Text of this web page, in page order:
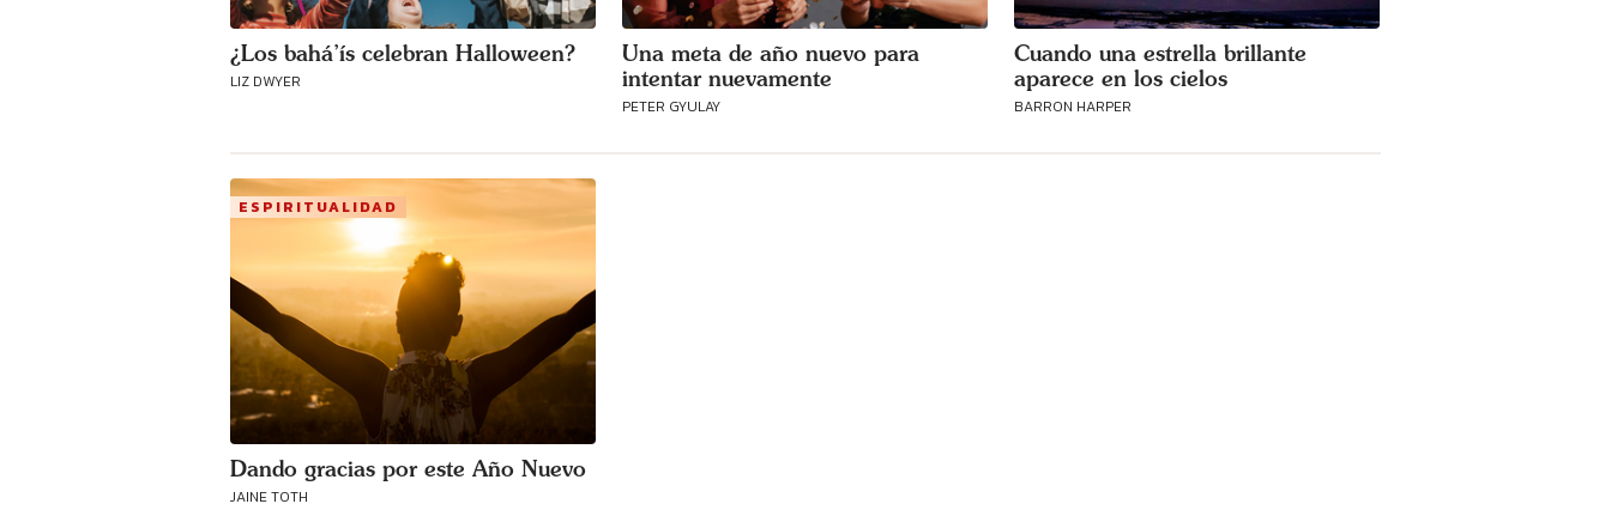
¿Los bahá’ís celebran Halloween?
LIZ DWYER
Una meta de año nuevo para
intentar nuevamente
PETER GYULAY
Cuando una estrella brillante
aparece en los cielos
BARRON HARPER
ESPIRITUALIDAD
Dando gracias por este Año Nuevo
JAINE TOTH